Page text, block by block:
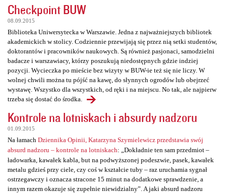
Checkpoint BUW
08.09.2015
Biblioteka Uniwersytecka w Warszawie. Jedna z najważniejszych bibliotek
akademickich w stolicy. Codziennie przewijają się przez nią setki studentów,
doktorantów i pracowników naukowych. Są również pasjonaci, samodzielni
badacze i warszawiacy, którzy poszukują niedostępnych gdzie indziej
pozycji. Wycieczka po mieście bez wizyty w BUW-ie też się nie liczy. W
wolnej chwili można tu pójść na kawę, do słynnych ogrodów lub obejrzeć
wystawę. Wszystko dla wszystkich, od ręki i na miejscu. No tak, ale najpierw
trzeba się dostać do środka.
Kontrole na lotniskach i absurdy nadzoru
01.09.2015
Na łamach Dziennika Opinii, Katarzyna Szymielewicz przedstawia swój
absurd nadzoru – kontrole na lotniskach: „Dokładnie ten sam przedmiot –
ładowarka, kawałek kabla, but na podwyższonej podeszwie, pasek, kawałek
metalu gdzieś przy ciele, czy coś w kształcie tuby – raz uruchamia sygnał
ostrzegawczy i oznacza stracone 15 minut na dodatkowe sprawdzenie, a
innym razem okazuje się zupełnie niewidzialny”. A jaki absurd nadzoru